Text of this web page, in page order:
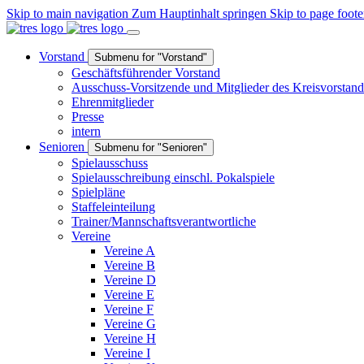
Skip to main navigation Zum Hauptinhalt springen Skip to page
Vorstand Submenu for "Vorstand"
Geschäftsführender Vorstand
Ausschuss-Vorsitzende und Mitglieder des
Ehrenmitglieder
Presse
intern
Senioren
Submenu for "Senioren"
Spielausschuss
Spielausschreibung einschl. Pokalspiele
Spielpläne
Staffeleinteilung
Trainer/Mannschaftsverantwortliche
Vereine
Vereine A
Vereine B
Vereine D
Vereine E
Vereine F
Vereine G
Vereine H
Vereine I